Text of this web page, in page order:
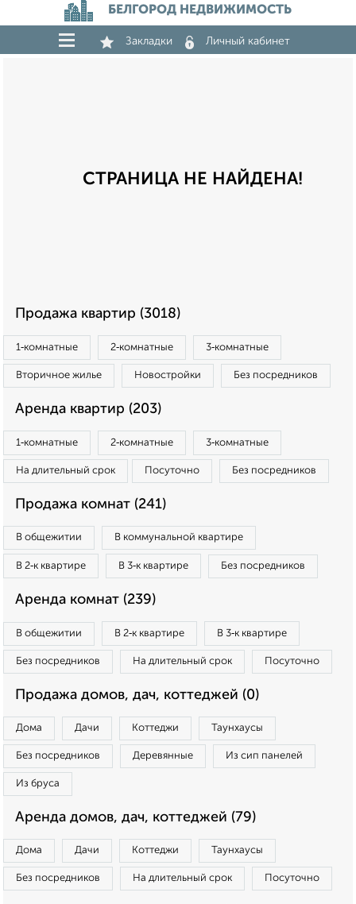
БЕЛГОРОД НЕДВИЖИМОСТЬ
Закладки Личный кабинет
СТРАНИЦА НЕ НАЙДЕНА!
Продажа квартир (3018)
1‑комнатные 2‑комнатные 3‑комнатные
Вторичное жилье Новостройки Без посредников
Аренда квартир (203)
1‑комнатные 2‑комнатные 3‑комнатные
На длительный срок Посуточно Без посредников
Продажа комнат (241)
В общежитии В коммунальной квартире
В 2‑к квартире В 3‑к квартире Без посредников
Аренда комнат (239)
В общежитии В 2‑к квартире В 3‑к квартире
Без посредников На длительный срок Посуточно
Продажа домов, дач, коттеджей (0)
Дома Дачи Коттеджи Таунхаусы
Без посредников Деревянные Из сип панелей
Из бруса
Аренда домов, дач, коттеджей (79)
Дома Дачи Коттеджи Таунхаусы
Без посредников На длительный срок Посуточно